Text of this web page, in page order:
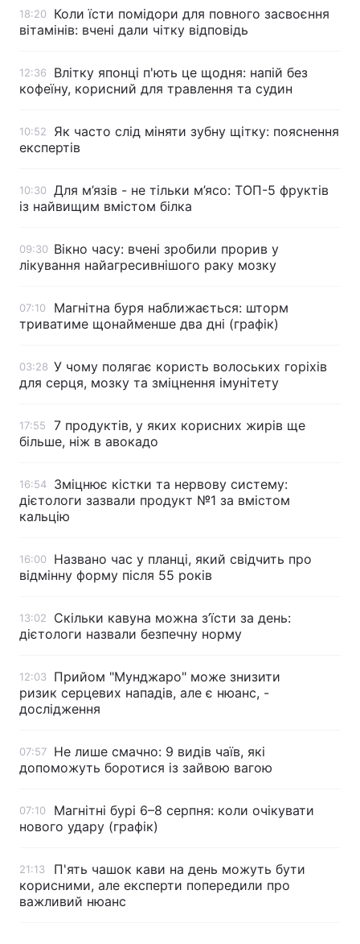
18:20
Коли їсти помідори для повного засвоєння
вітамінів: вчені дали чітку відповідь
12:36
Влітку японці п'ють це щодня: напій без
кофеїну, корисний для травлення та судин
10:52
Як часто слід міняти зубну щітку: пояснення
експертів
10:30 Для м’язів - не тільки м’ясо: ТОП-5 фруктів
із найвищим вмістом білка
09:30 Вікно часу: вчені зробили прорив у
лікування найагресивнішого раку мозку
07:10
Магнітна буря наближається: шторм
триватиме щонайменше два дні (графік)
03:28 У чому полягає користь волоських горіхів
для серця, мозку та зміцнення імунітету
17:55
7 продуктів, у яких корисних жирів ще
більше, ніж в авокадо
16:54
Зміцнює кістки та нервову систему:
дієтологи зазвали продукт №1 за вмістом
кальцію
16:00
Названо час у планці, який свідчить про
відмінну форму після 55 років
13:02
Скільки кавуна можна з’їсти за день:
дієтологи назвали безпечну норму
12:03
Прийом "Мунджаро" може знизити
ризик серцевих нападів, але є нюанс, -
дослідження
07:57
Не лише смачно: 9 видів чаїв, які
допоможуть боротися із зайвою вагою
07:10
Магнітні бурі 6–8 серпня: коли очікувати
нового удару (графік)
21:13
П'ять чашок кави на день можуть бути
корисними, але експерти попередили про
важливий нюанс